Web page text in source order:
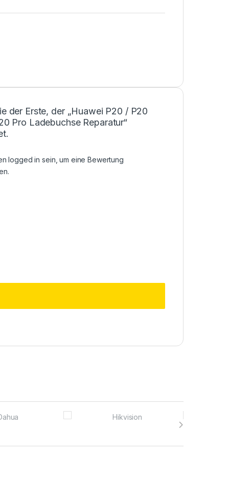
der Erste, der „Huawei P20 / P20
Pro Ladebuchse Reparatur“
logged in sein, um eine Bewertung